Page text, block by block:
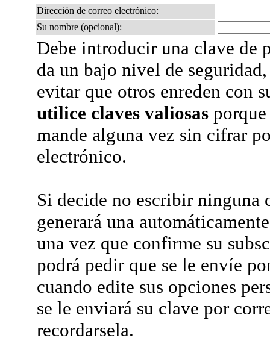
Dirección de correo electrónico:
Su nombre (opcional):
Debe introducir una clave de
da un bajo nivel de
evitar que otros enreden con
utilice claves valiosas
mande alguna vez sin cifrar
electrónico.
Si decide no escribir ninguna
generará una
una vez que confirme su
podrá pedir que se le envíe
cuando edite sus opciones
se le enviará su clave por
recordarsela.